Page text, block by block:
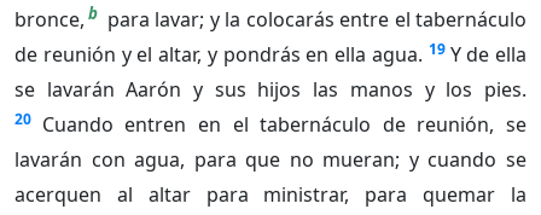
bronce, b para lavar; y la colocarás entre el tabernáculo
de reunión y el altar, y pondrás en ella agua. 19 Y de ella
se lavarán Aarón y sus hijos las manos y los pies.
20 Cuando entren en el tabernáculo de reunión, se
lavarán con agua, para que no mueran; y cuando se
acerquen al altar para ministrar, para quemar la